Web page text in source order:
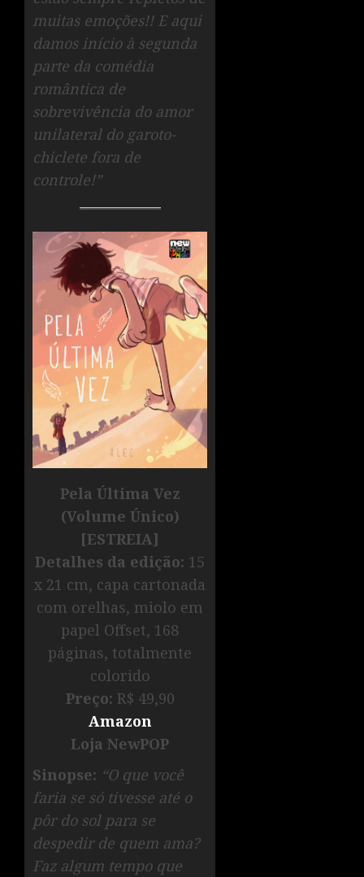
muitas emoções!! E aqui
damos início à segunda
parte da comédia
romântica de
sobrevivência do amor
unilateral do garoto-
chiclete fora de
controle!”
Pela Última Vez
(Volume Único)
[ESTREIA]
Detalhes da edição: 15
x 21 cm, capa cartonada
com orelhas, miolo em
papel Offset, 168
páginas, totalmente
colorido
Preço: R$ 49,90
Amazon
Loja NewPOP
Sinopse: “O que você
faria se só tivesse até o
pôr do sol para se
despedir de quem ama?
Faz algum tempo que